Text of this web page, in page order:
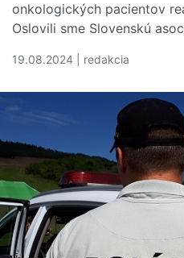
onkologických pacientov
Oslovili sme Slovenskú
19.08.2024 | redakcia